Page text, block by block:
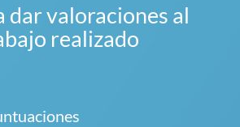
dar valoraciones al
realizado